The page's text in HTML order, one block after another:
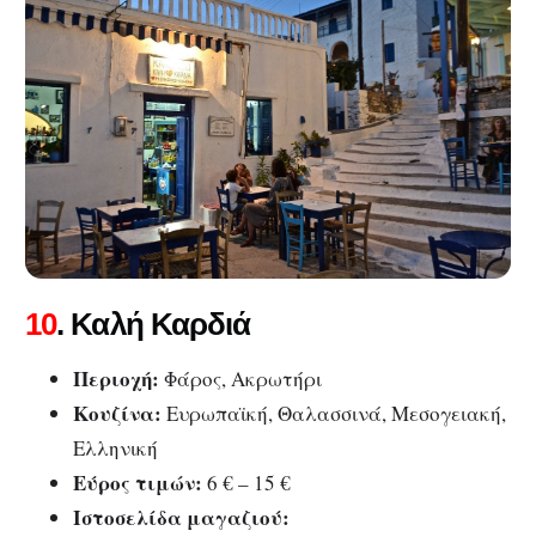
10. Καλή Καρδιά
Περιοχή: Φάρος, Ακρωτήρι
Κουζίνα: Ευρωπαϊκή, Θαλασσινά, Μεσογειακή,
Ελληνική
Εύρος τιμών: 6 € – 15 €
Ιστοσελίδα μαγαζιού: